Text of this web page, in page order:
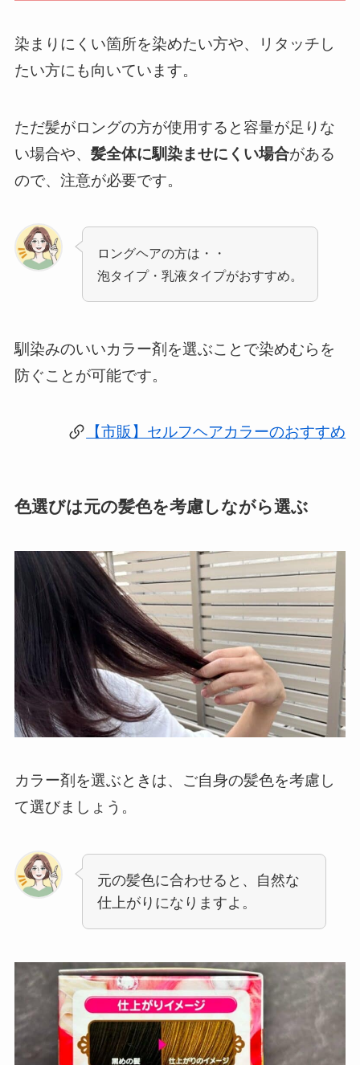
染まりにくい箇所を染めたい方や、リタッチし
たい方にも向いています。
ただ髪がロングの方が使用すると容量が足りな
い場合や、 髪全体に馴染ませにくい場合がある
ので、注意が必要です。
ロングヘアの方は・・
泡タイプ・乳液タイプがおすすめ。
馴染みのいいカラー剤を選ぶことで染めむらを
防ぐことが可能です。
【市販】セルフヘアカラーのおすすめ
色選びは元の髪色を考慮しながら選ぶ
カラー剤を選ぶときは、ご自身の髪色を考慮し
て選びましょう。
元の髪色に合わせると、自然な
仕上がりになりますよ。